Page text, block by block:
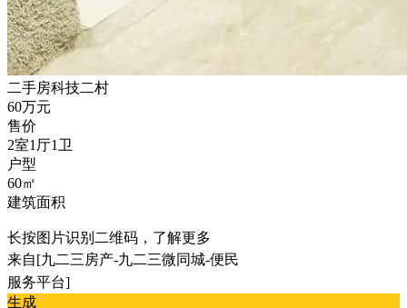
二手房科技二村
60万元
售价
2室1厅1卫
户型
60㎡
建筑面积
长按图片识别二维码，了解更多
来自[九二三房产-九二三微同城-便民
服务平台]
生成